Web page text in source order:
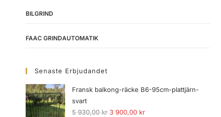
BILGRIND
FAAC GRINDAUTOMATIK
Senaste Erbjudandet
Fransk balkong-räcke B6-95cm-plattjärn-
svart
5 930,00kr 3 900,00 kr